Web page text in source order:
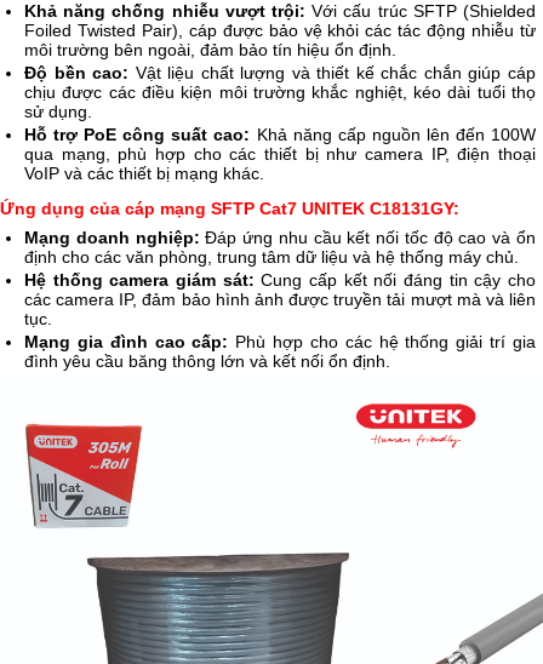
Khả năng chống nhiễu vượt trội: Với cấu trúc SFTP (Shielded
Foiled Twisted Pair), cáp được bảo vệ khỏi các tác động nhiễu từ
môi trường bên ngoài, đảm bảo tín hiệu ổn định.
Độ bền cao: Vật liệu chất lượng và thiết kế chắc chắn giúp cáp
chịu được các điều kiện môi trường khắc nghiệt, kéo dài tuổi thọ
sử dụng.
Hỗ trợ PoE công suất cao: Khả năng cấp nguồn lên đến 100W
qua mạng, phù hợp cho các thiết bị như camera IP, điện thoại
VoIP và các thiết bị mạng khác.
Ứng dụng của cáp mạng SFTP Cat7 UNITEK C18131GY:
Mạng doanh nghiệp: Đáp ứng nhu cầu kết nối tốc độ cao và ổn
định cho các văn phòng, trung tâm dữ liệu và hệ thống máy chủ.
Hệ thống camera giám sát: Cung cấp kết nối đáng tin cậy cho
các camera IP, đảm bảo hình ảnh được truyền tải mượt mà và liên
tục.
Mạng gia đình cao cấp: Phù hợp cho các hệ thống giải trí gia
đình yêu cầu băng thông lớn và kết nối ổn định.